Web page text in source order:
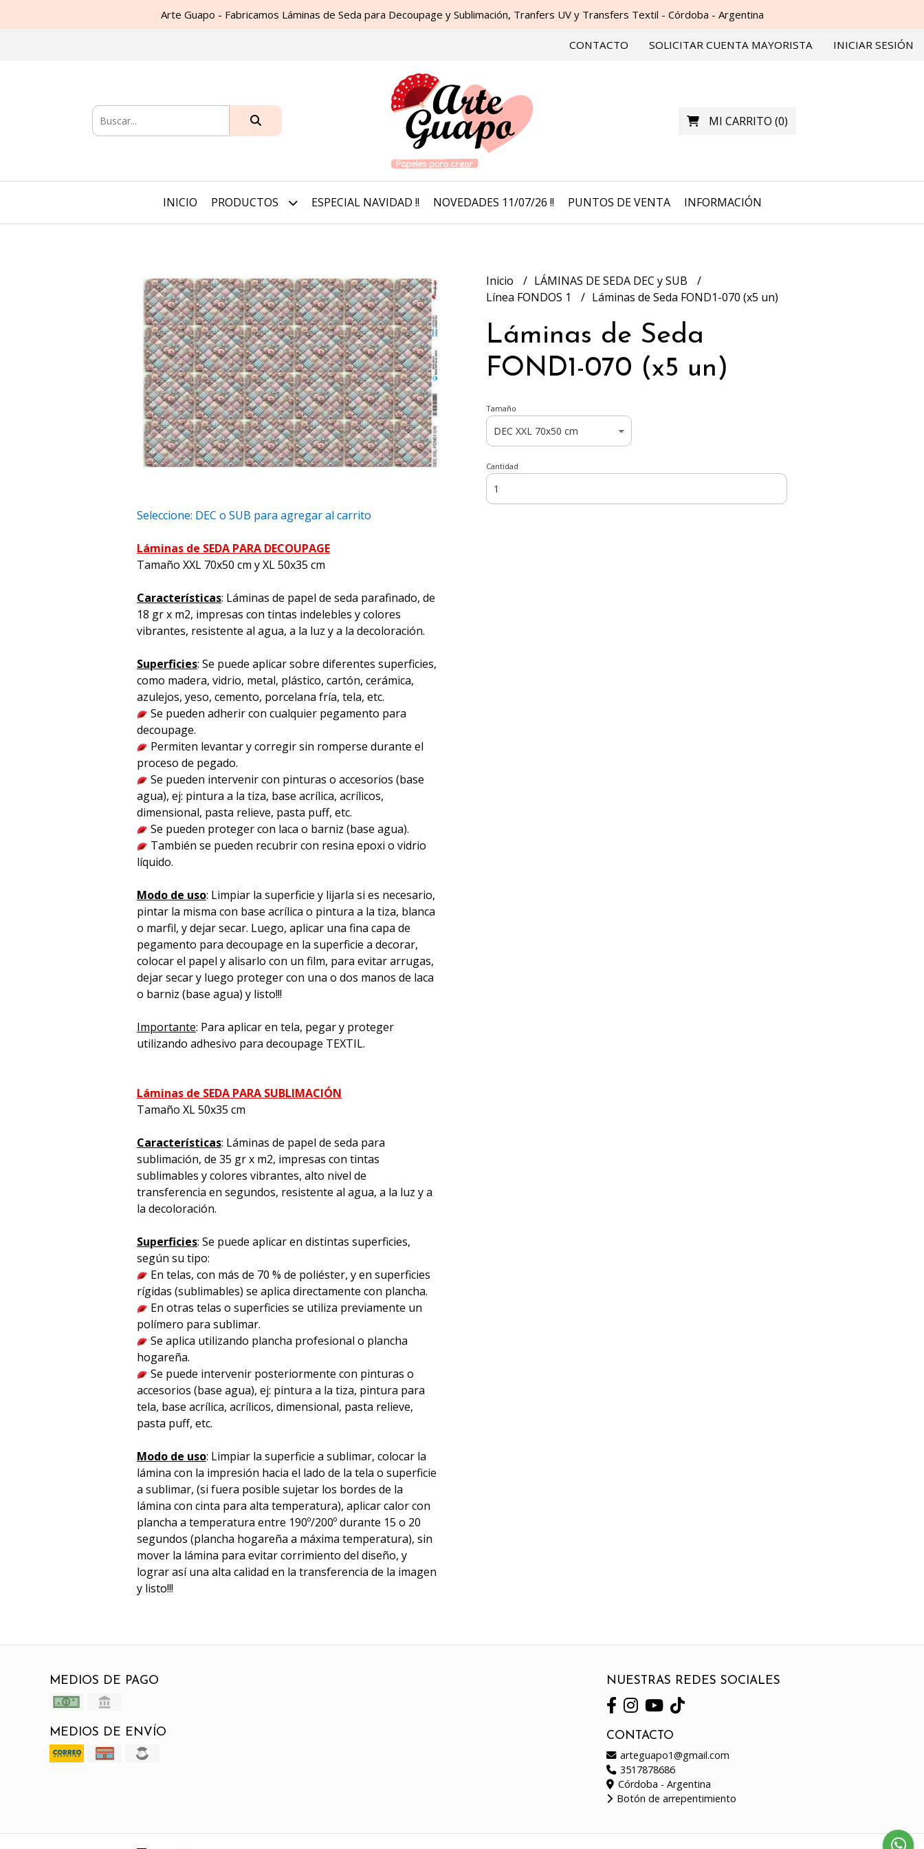
Arte Guapo - Fabricamos Láminas de Seda para Decoupage y Sublimación, Tranfers UV y Transfers Textil - Córdoba - Argentina
CONTACTO SOLICITAR CUENTA MAYORISTA INICIAR SESIÓN
MI CARRITO (0)
INICIO PRODUCTOS ESPECIAL NAVIDAD !! NOVEDADES 11/07/26 !! PUNTOS DE VENTA INFORMACIÓN
Seleccione: DEC o SUB para agregar al carrito
Láminas de SEDA PARA DECOUPAGE
Tamaño XXL 70x50 cm y XL 50x35 cm
Características: Láminas de papel de seda parafinado, de
18 gr x m2, impresas con tintas indelebles y colores
vibrantes, resistente al agua, a la luz y a la decoloración.
Superficies: Se puede aplicar sobre diferentes superficies,
como madera, vidrio, metal, plástico, cartón, cerámica,
azulejos, yeso, cemento, porcelana fría, tela, etc.
Se pueden adherir con cualquier pegamento para
decoupage.
Permiten levantar y corregir sin romperse durante el
proceso de pegado.
Se pueden intervenir con pinturas o accesorios (base
agua), ej: pintura a la tiza, base acrílica, acrílicos,
dimensional, pasta relieve, pasta puff, etc.
Se pueden proteger con laca o barniz (base agua).
También se pueden recubrir con resina epoxi o vidrio
líquido.
Modo de uso: Limpiar la superficie y lijarla si es necesario,
pintar la misma con base acrílica o pintura a la tiza, blanca
o marfil, y dejar secar. Luego, aplicar una fina capa de
pegamento para decoupage en la superficie a decorar,
colocar el papel y alisarlo con un film, para evitar arrugas,
dejar secar y luego proteger con una o dos manos de laca
o barniz (base agua) y listo!!!
Importante: Para aplicar en tela, pegar y proteger
utilizando adhesivo para decoupage TEXTIL.
Láminas de SEDA PARA SUBLIMACIÓN
Tamaño XL 50x35 cm
Características: Láminas de papel de seda para
sublimación, de 35 gr x m2, impresas con tintas
sublimables y colores vibrantes, alto nivel de
transferencia en segundos, resistente al agua, a la luz y a
la decoloración.
Superficies: Se puede aplicar en distintas superficies,
según su tipo:
En telas, con más de 70 % de poliéster, y en superficies
rígidas (sublimables) se aplica directamente con plancha.
En otras telas o superficies se utiliza previamente un
polímero para sublimar.
Se aplica utilizando plancha profesional o plancha
hogareña.
Se puede intervenir posteriormente con pinturas o
accesorios (base agua), ej: pintura a la tiza, pintura para
tela, base acrílica, acrílicos, dimensional, pasta relieve,
pasta puff, etc.
Modo de uso: Limpiar la superficie a sublimar, colocar la
lámina con la impresión hacia el lado de la tela o superficie
a sublimar, (si fuera posible sujetar los bordes de la
lámina con cinta para alta temperatura), aplicar calor con
plancha a temperatura entre 190º/200º durante 15 o 20
segundos (plancha hogareña a máxima temperatura), sin
mover la lámina para evitar corrimiento del diseño, y
lograr así una alta calidad en la transferencia de la imagen
y listo!!!
Inicio
LÁMINAS DE SEDA DEC y SUB
Línea FONDOS 1
Láminas de Seda FOND1-070 (x5 un)
Láminas de Seda
FOND1-070 (x5 un)
Tamaño
Cantidad
MEDIOS DE PAGO
MEDIOS DE ENVÍO
NUESTRAS REDES SOCIALES
CONTACTO
arteguapo1@gmail.com
3517878686
Córdoba - Argentina
Botón de arrepentimiento